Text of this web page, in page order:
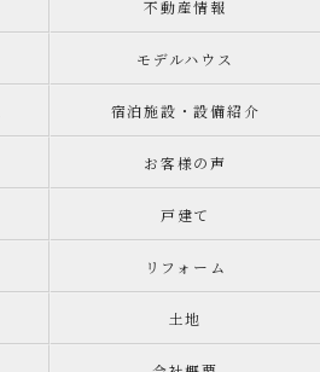
不動産情報
モデルハウス
宿泊施設・設備紹介
お客様の声
戸建て
リフォーム
土地